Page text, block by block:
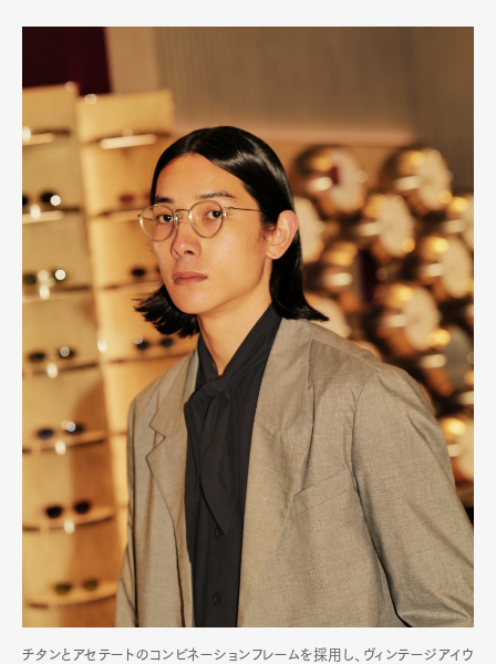
チタンとアセテートのコンビネーションフレームを採用し、ヴィンテージアイウ